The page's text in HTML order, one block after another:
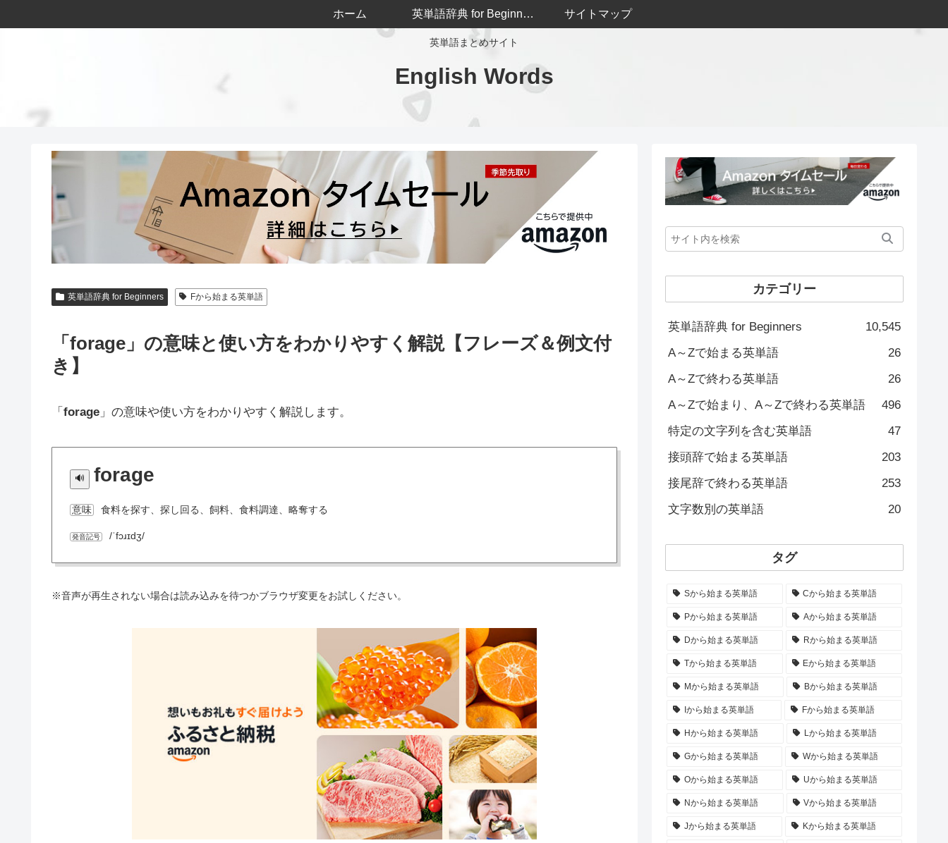
英単語まとめサイト
English Words
ホーム 英単語辞典 for Beginners サイトマップ
英単語辞典 for Beginners Fから始まる英単語
「forage」の意味と使い方をわかりやすく解説【フレーズ＆例文付
き】
「 forage 」の意味や使い方をわかりやすく解説します。
forage
意味 食料を探す、探し回る、飼料、食料調達、略奪する
発音記号 /ˈfɔɹɪdʒ/
※音声が再生されない場合は読み込みを待つかブラウザ変更をお試しください。
カテゴリー
英単語辞典 for Beginners
10,545
A～Zで始まる英単語
26
A～Zで終わる英単語
26
A～Zで始まり、A～Zで終わる英単語
496
特定の文字列を含む英単語
47
接頭辞で始まる英単語
203
接尾辞で終わる英単語
253
文字数別の英単語
20
タグ
Sから始まる英単語 Cから始まる英単語
Pから始まる英単語 Aから始まる英単語
Dから始まる英単語 Rから始まる英単語
Tから始まる英単語 Eから始まる英単語
Mから始まる英単語 Bから始まる英単語
Iから始まる英単語 Fから始まる英単語
Hから始まる英単語 Lから始まる英単語
Gから始まる英単語 Wから始まる英単語
Oから始まる英単語 Uから始まる英単語
Nから始まる英単語 Vから始まる英単語
Jから始まる英単語 Kから始まる英単語